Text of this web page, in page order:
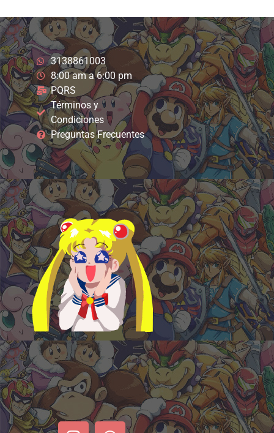
3138861003
8:00 am a 6:00 pm
PQRS
Términos y
Condiciones
Preguntas Frecuentes